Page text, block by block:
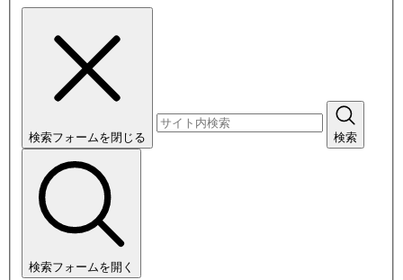
検索フォームを閉じる 検索
検索フォームを開く